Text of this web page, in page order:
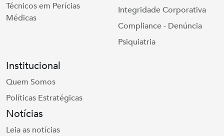
Técnicos em Perícias
Médicas
Integridade Corporativa
Compliance - Denúncia
Psiquiatria
Institucional
Quem Somos
Políticas Estratégicas
Notícias
Leia as notícias